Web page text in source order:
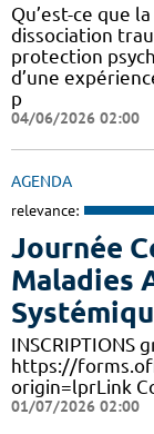
Qu’est-ce que
dissociation
protection
d’une
p
04/06/2026 02:00
AGENDA
relevance:
Journée
Maladies
INSCRIPTIONS
https://
origin=lprLink
01/07/2026 02:00